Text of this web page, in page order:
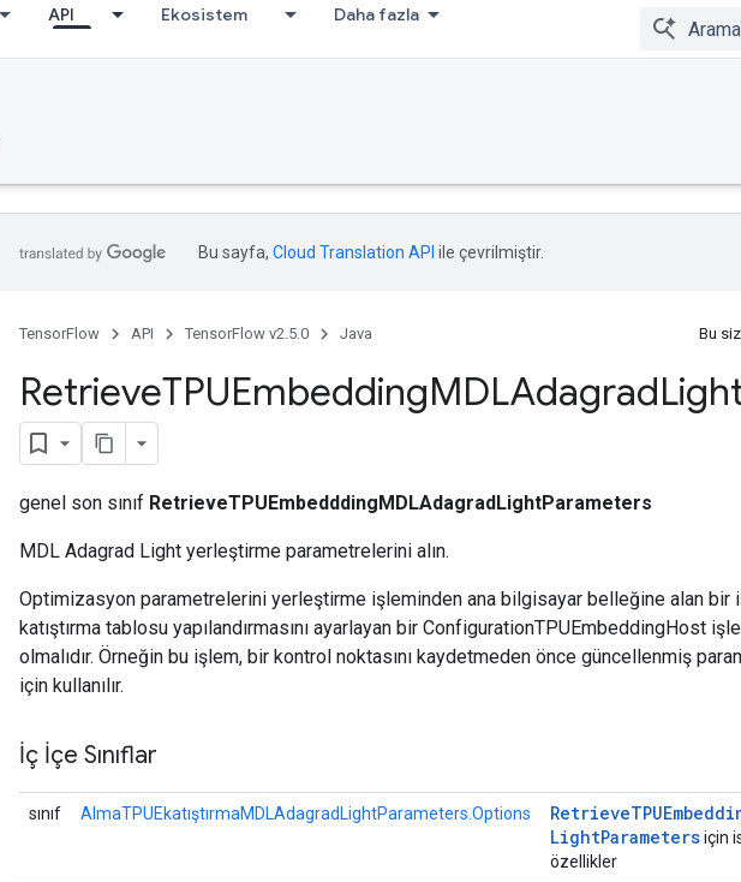
API Ekosistem Daha fazla
Bu sayfa, Cloud Translation API ile çevrilmiştir.
TensorFlow API TensorFlow v2.5.0 Java Bu
RetrieveTPUEmbeddingMDLAdagrad
genel son sınıf RetrieveTPUEmbedddingMDLAdagradLightParameters
MDL Adagrad Light yerleştirme parametrelerini alın.
Optimizasyon parametrelerini yerleştirme işleminden ana bilgisayar belleğine alan bir
katıştırma tablosu yapılandırmasını ayarlayan bir ConfigurationTPUEmbeddingHost
olmalıdır. Örneğin bu işlem, bir kontrol noktasını kaydetmeden önce güncellenmiş
için kullanılır.
İç İçe Sınıflar
sınıf AlmaTPUEkatıştırmaMDLAdagradLightParameters.Options Retrieve
LightParametersiçin
özellikler